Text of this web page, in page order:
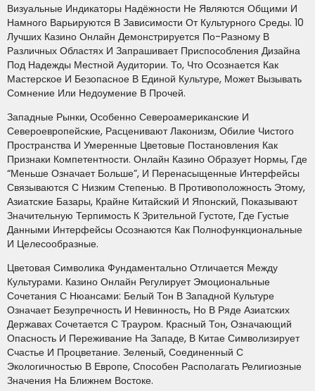
Визуальные Индикаторы Надёжности Не Являются Общими И
Намного Варьируются В Зависимости От Культурного Среды. 10
Лучших Казино Онлайн Демонстрируется По-Разному В
Различных Областях И Запрашивает Приспособления Дизайна
Под Надежды Местной Аудитории. То, Что Осознается Как
Мастерское И Безопасное В Единой Культуре, Может Вызывать
Сомнение Или Недоумение В Прочей.
Западные Рынки, Особенно Североамериканские И
Североевропейские, Расценивают Лаконизм, Обилие Чистого
Пространства И Умеренные Цветовые Постановления Как
Признаки Компетентности. Онлайн Казино Образует Нормы, Где
“меньше Означает Больше”, И Перенасыщенные Интерфейсы
Связываются С Низким Степенью. В Противоположность Этому,
Азиатские Базары, Крайне Китайский И Японский, Показывают
Значительную Терпимость К Зрительной Густоте, Где Густые
Данными Интерфейсы Осознаются Как Полнофункциональные
И Целесообразные.
Цветовая Символика Фундаментально Отличается Между
Культурами. Казино Онлайн Регулирует Эмоциональные
Сочетания С Нюансами: Белый Тон В Западной Культуре
Означает Безупречность И Невинность, Но В Ряде Азиатских
Державах Сочетается С Трауром. Красный Тон, Означающий
Опасность И Переживание На Западе, В Китае Символизирует
Счастье И Процветание. Зеленый, Соединенный С
Экологичностью В Европе, Способен Располагать Религиозные
Значения На Ближнем Востоке.